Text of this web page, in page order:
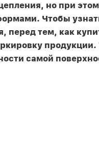
но при
Чтобы
перед тем, как
продукции.
самой